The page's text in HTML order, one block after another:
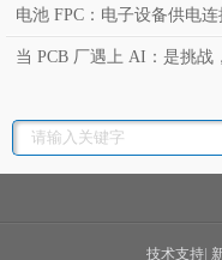
电池 FPC：电子设备供电
当 PCB 厂遇上 AI：是挑战
技术支持